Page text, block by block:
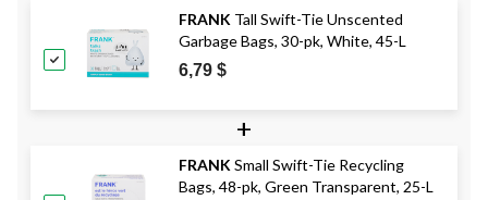
FRANK Tall Swift-Tie Unscented
Garbage Bags, 30-pk, White, 45-L
6,79 $
+
FRANK Small Swift-Tie Recycling
Bags, 48-pk, Green Transparent, 25-L